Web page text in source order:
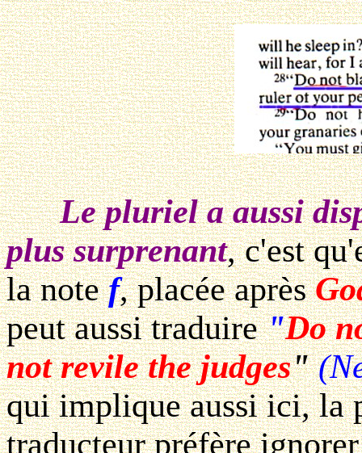
Le pluriel a aussi
plus surprenant, c'est
la notef, placée après
peut aussi traduire"Do
not revile the judges"
qui implique aussi ici, la
traducteur préfère